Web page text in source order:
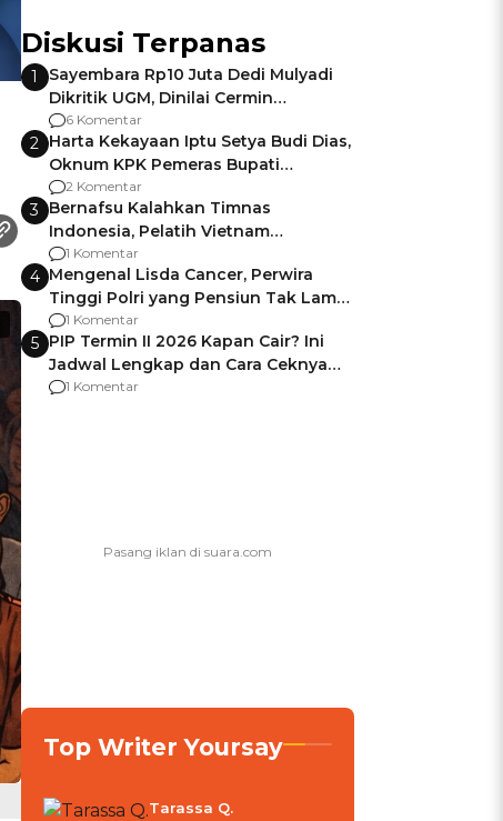
Diskusi Terpanas
1
Sayembara Rp10 Juta Dedi Mulyadi
Dikritik UGM, Dinilai Cermin
Gagalnya Negara Jamin Keamanan
6 Komentar
2 Harta Kekayaan Iptu Setya Budi Dias,
Oknum KPK Pemeras Bupati
Pemalang
2 Komentar
3 Bernafsu Kalahkan Timnas
Indonesia, Pelatih Vietnam
Berencana Pakai Jimat di Pakansari
1 Komentar
4 Mengenal Lisda Cancer, Perwira
Tinggi Polri yang Pensiun Tak Lama
Usai Jadi Brigjen
1 Komentar
5 PIP Termin II 2026 Kapan Cair? Ini
Jadwal Lengkap dan Cara Ceknya
agar Dana Tidak Hangus!
1 Komentar
Top Writer Yoursay
Tarassa Q.